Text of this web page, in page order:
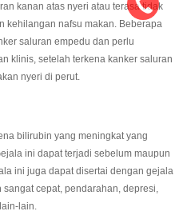
kanan atas nyeri atau terasa tidak
kehilangan nafsu makan. Beberapa
saluran empedu dan perlu
klinis, setelah terkena kanker saluran
nyeri di perut.
bilirubin yang meningkat yang
ini dapat terjadi sebelum maupun
ini juga dapat disertai dengan gejala
cepat, pendarahan, depresi,
lain.